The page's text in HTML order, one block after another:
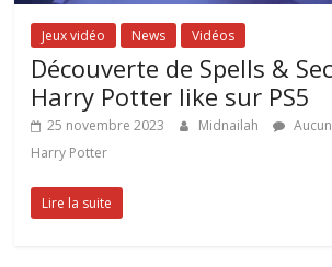
Jeux vidéo News Vidéos
Découverte de Spells &
Harry Potter like sur PS5
25 novembre 2023 Midnailah
Harry Potter
Lire la suite